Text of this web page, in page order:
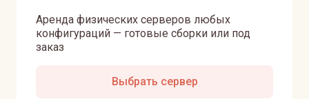
Аренда физических серверов любых
конфигураций — готовые сборки или под
заказ
Выбрать сервер